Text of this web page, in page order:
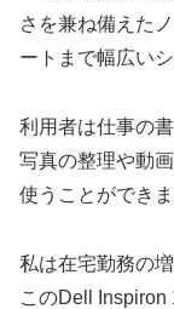
さを兼ね備えた
ートまで幅広い
利用者は仕事の
写真の整理や動
使うことができま
私は在宅勤務の
このDell Inspiron